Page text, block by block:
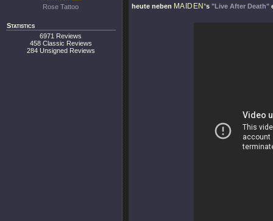
Rose Tattoo
Statistics
6971 Reviews
458 Classic Reviews
284 Unsigned Reviews
heute neben MAIDEN 's "Live After Death"